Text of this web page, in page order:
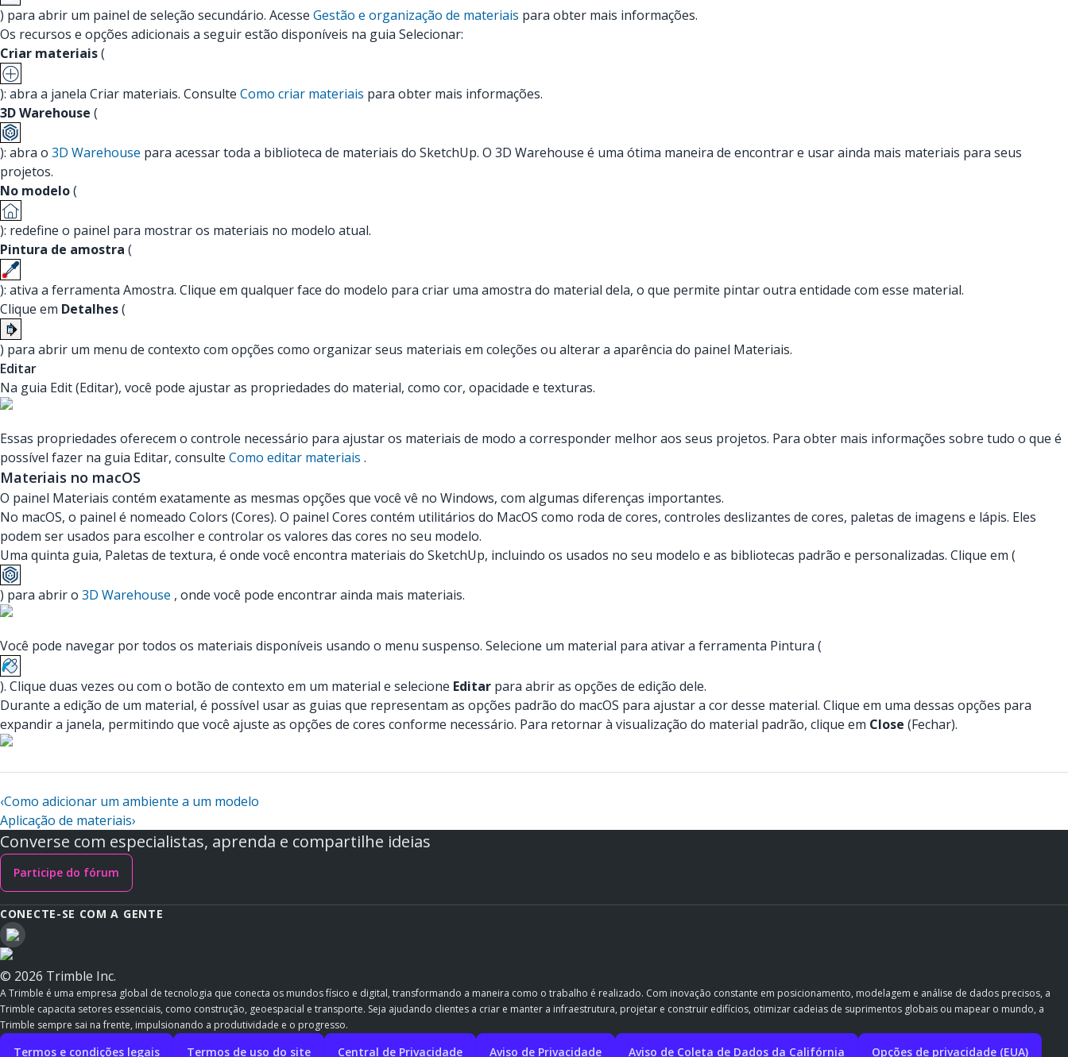
) para abrir um painel de seleção secundário. Acesse Gestão e organização de materiais para obter mais informações.
Os recursos e opções adicionais a seguir estão disponíveis na guia Selecionar:
Criar materiais(
): abra a janela Criar materiais. Consulte Como criar materiais para obter mais informações.
3D Warehouse (
): abra o 3D Warehouse para acessar toda a biblioteca de materiais do SketchUp. O 3D Warehouse é uma ótima maneira de encontrar e usar ainda mais materiais para seus
projetos.
No modelo(
): redefine o painel para mostrar os materiais no modelo atual.
Pintura de amostra (
): ativa a ferramenta Amostra. Clique em qualquer face do modelo para criar uma amostra do material dela, o que permite pintar outra entidade com esse material.
Clique em Detalhes(
) para abrir um menu de contexto com opções como organizar seus materiais em coleções ou alterar a aparência do painel Materiais.
Editar
Na guia Edit (Editar), você pode ajustar as propriedades do material, como cor, opacidade e texturas.
Essas propriedades oferecem o controle necessário para ajustar os materiais de modo a corresponder melhor aos seus projetos. Para obter mais informações sobre tudo o que é
possível fazer na guia Editar, consulte Como editar materiais .
Materiais no macOS
O painel Materiais contém exatamente as mesmas opções que você vê no Windows, com algumas diferenças importantes.
No macOS, o painel é nomeado Colors (Cores). O painel Cores contém utilitários do MacOS como roda de cores, controles deslizantes de cores, paletas de imagens e lápis. Eles
podem ser usados para escolher e controlar os valores das cores no seu modelo.
Uma quinta guia, Paletas de textura, é onde você encontra materiais do SketchUp, incluindo os usados no seu modelo e as bibliotecas padrão e personalizadas. Clique em (
) para abrir o 3D Warehouse , onde você pode encontrar ainda mais materiais.
Você pode navegar por todos os materiais disponíveis usando o menu suspenso. Selecione um material para ativar a ferramenta Pintura (
). Clique duas vezes ou com o botão de contexto em um material e selecione Editar para abrir as opções de edição dele.
Durante a edição de um material, é possível usar as guias que representam as opções padrão do macOS para ajustar a cor desse material. Clique em uma dessas opções para
expandir a janela, permitindo que você ajuste as opções de cores conforme necessário. Para retornar à visualização do material padrão, clique em Close (Fechar).
‹Como adicionar um ambiente a um modelo
Aplicação de materiais›
Converse com especialistas, aprenda e compartilhe ideias
Participe do fórum
CONECTE-SE COM A GENTE
© 2026 Trimble Inc.
A Trimble é uma empresa global de tecnologia que conecta os mundos físico e digital, transformando a maneira como o trabalho é realizado. Com inovação constante em posicionamento, modelagem e análise de dados precisos, a
Trimble capacita setores essenciais, como construção, geoespacial e transporte. Seja ajudando clientes a criar e manter a infraestrutura, projetar e construir edifícios, otimizar cadeias de suprimentos globais ou mapear o mundo, a
Trimble sempre sai na frente, impulsionando a produtividade e o progresso.
Termos e condições legais Termos de uso do site Central de Privacidade Aviso de Privacidade Aviso de Coleta de Dados da Califórnia Opções de privacidade (EUA)